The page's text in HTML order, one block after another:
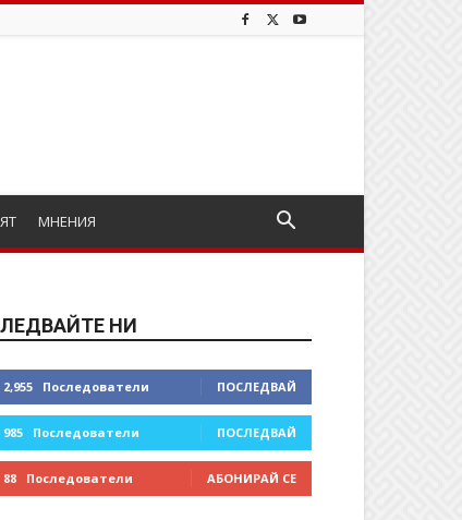
МНЕНИЯ
НИ
2,955 Последователи ПОСЛЕДВАЙ
985 Последователи ПОСЛЕДВАЙ
88 Последователи АБОНИРАЙ СЕ